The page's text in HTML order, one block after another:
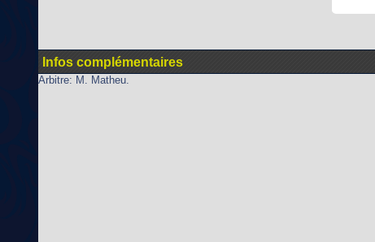
Infos complémentaires
Arbitre: M. Matheu.